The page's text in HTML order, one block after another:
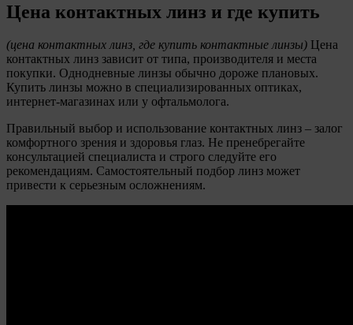
Цена контактных линз и где купить
(цена контактных линз, где купить контактные линзы) Цена
контактных линз зависит от типа, производителя и места
покупки. Однодневные линзы обычно дороже плановых.
Купить линзы можно в специализированных оптиках,
интернет-магазинах или у офтальмолога.
Правильный выбор и использование контактных линз – залог
комфортного зрения и здоровья глаз. Не пренебрегайте
консультацией специалиста и строго следуйте его
рекомендациям. Самостоятельный подбор линз может
привести к серьезным осложнениям.